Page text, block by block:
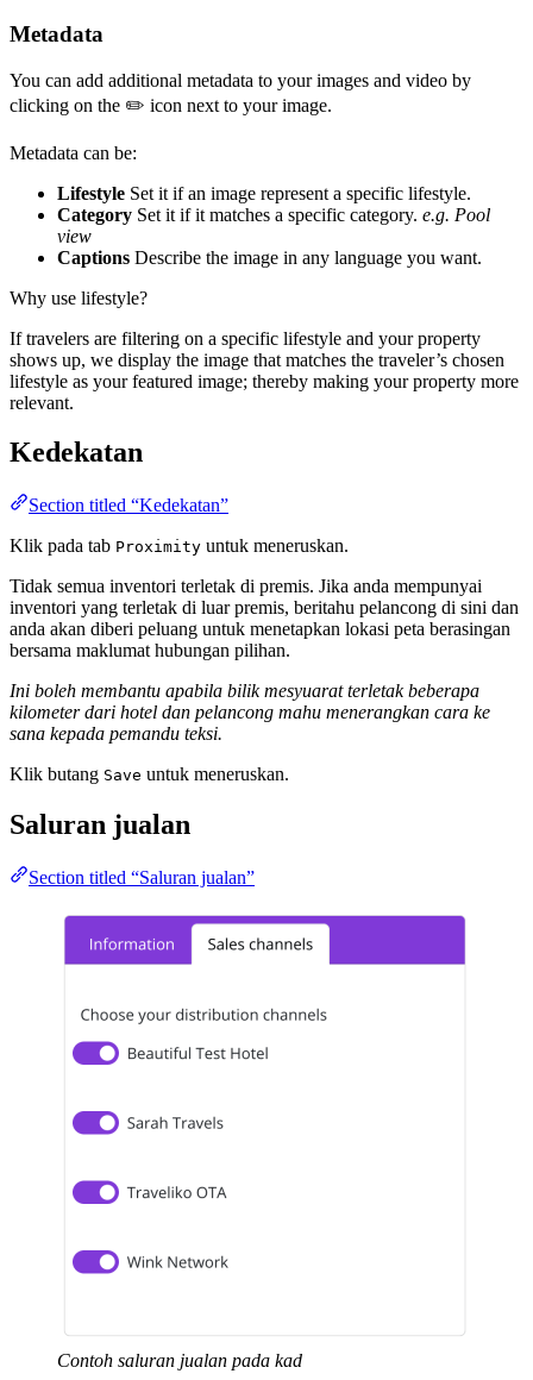
Metadata
You can add additional metadata to your images and video by
clicking on the ✏️ icon next to your image.
Metadata can be:
Lifestyle Set it if an image represent a specific lifestyle.
Category Set it if it matches a specific category. e.g. Pool
view
Captions Describe the image in any language you want.
Why use lifestyle?
If travelers are filtering on a specific lifestyle and your property
shows up, we display the image that matches the traveler’s chosen
lifestyle as your featured image; thereby making your property more
relevant.
Kedekatan
Section titled “Kedekatan”
Klik pada tab Proximity untuk meneruskan.
Tidak semua inventori terletak di premis. Jika anda mempunyai
inventori yang terletak di luar premis, beritahu pelancong di sini dan
anda akan diberi peluang untuk menetapkan lokasi peta berasingan
bersama maklumat hubungan pilihan.
Ini boleh membantu apabila bilik mesyuarat terletak beberapa
kilometer dari hotel dan pelancong mahu menerangkan cara ke
sana kepada pemandu teksi.
Klik butang Save untuk meneruskan.
Saluran jualan
Section titled “Saluran jualan”
Contoh saluran jualan pada kad